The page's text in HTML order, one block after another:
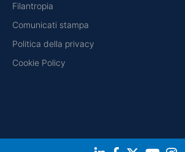
Filantropia
Comunicati stampa
Politica della privacy
Cookie Policy